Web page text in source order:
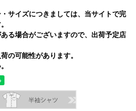
サイズにつきましては、当サイトで完
る場合がございますので、出荷予定店
の可能性があります。